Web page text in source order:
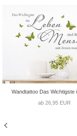
Wandtattoo Das Wichtigste
ab 26,95 EUR